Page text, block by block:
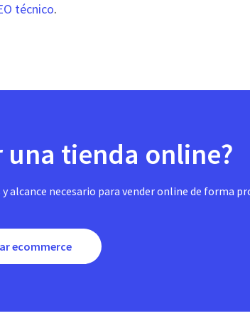
técnico.
una tienda online?
alcance necesario para vender online de forma
ecommerce